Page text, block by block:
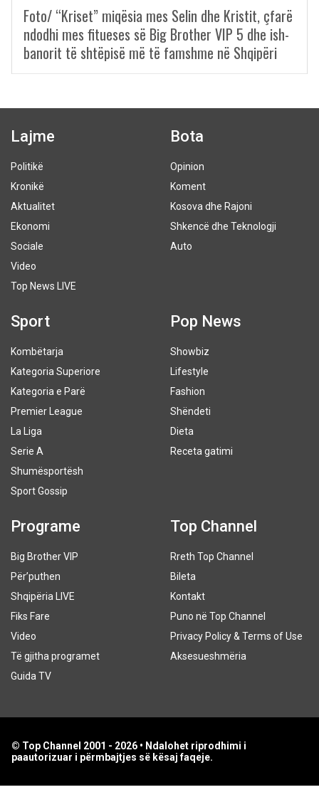
Foto/ “Kriset” miqësia mes Selin dhe Kristit, çfarë
ndodhi mes fitueses së Big Brother VIP 5 dhe ish-
banorit të shtëpisë më të famshme në Shqipëri
Lajme
Politikë
Kronikë
Aktualitet
Ekonomi
Sociale
Video
Top News LIVE
Bota
Opinion
Koment
Kosova dhe Rajoni
Shkencë dhe Teknologji
Auto
Sport
Kombëtarja
Kategoria Superiore
Kategoria e Parë
Premier League
La Liga
Serie A
Shumësportësh
Sport Gossip
Pop News
Showbiz
Lifestyle
Fashion
Shëndeti
Dieta
Receta gatimi
Programe
Big Brother VIP
Për’puthen
Shqipëria LIVE
Fiks Fare
Video
Të gjitha programet
Guida TV
Top Channel
Rreth Top Channel
Bileta
Kontakt
Puno në Top Channel
Privacy Policy & Terms of Use
Aksesueshmëria
© Top Channel 2001 - 2026 • Ndalohet riprodhimi i
paautorizuar i përmbajtjes së kësaj faqeje.